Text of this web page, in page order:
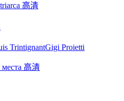
高清
TrintignantGigi Proietti
高清